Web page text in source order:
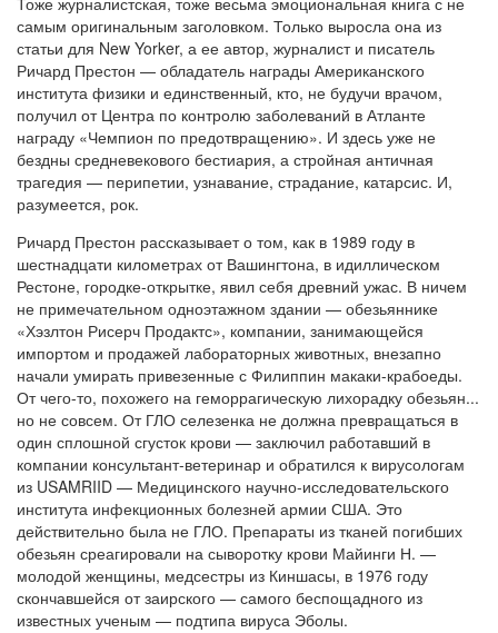
самым оригинальным заголовком. Только выросла она из
статьи для New Yorker, а ее автор, журналист и писатель
Ричард Престон — обладатель награды Американского
института физики и единственный, кто, не будучи врачом,
получил от Центра по контролю заболеваний в Атланте
награду «Чемпион по предотвращению». И здесь уже не
бездны средневекового бестиария, а стройная античная
трагедия — перипетии, узнавание, страдание, катарсис. И,
разумеется, рок.
Ричард Престон рассказывает о том, как в 1989 году в
шестнадцати километрах от Вашингтона, в идиллическом
Рестоне, городке-открытке, явил себя древний ужас. В ничем
не примечательном одноэтажном здании — обезьяннике
«Хэзлтон Рисерч Продактс», компании, занимающейся
импортом и продажей лабораторных животных, внезапно
начали умирать привезенные с Филиппин макаки-крабоеды.
От чего-то, похожего на геморрагическую лихорадку обезьян...
но не совсем. От ГЛО селезенка не должна превращаться в
один сплошной сгусток крови — заключил работавший в
компании консультант-ветеринар и обратился к вирусологам
из USAMRIID — Медицинского научно-исследовательского
института инфекционных болезней армии США. Это
действительно была не ГЛО. Препараты из тканей погибших
обезьян среагировали на сыворотку крови Майинги Н. —
молодой женщины, медсестры из Киншасы, в 1976 году
скончавшейся от заирского — самого беспощадного из
известных ученым — подтипа вируса Эболы.